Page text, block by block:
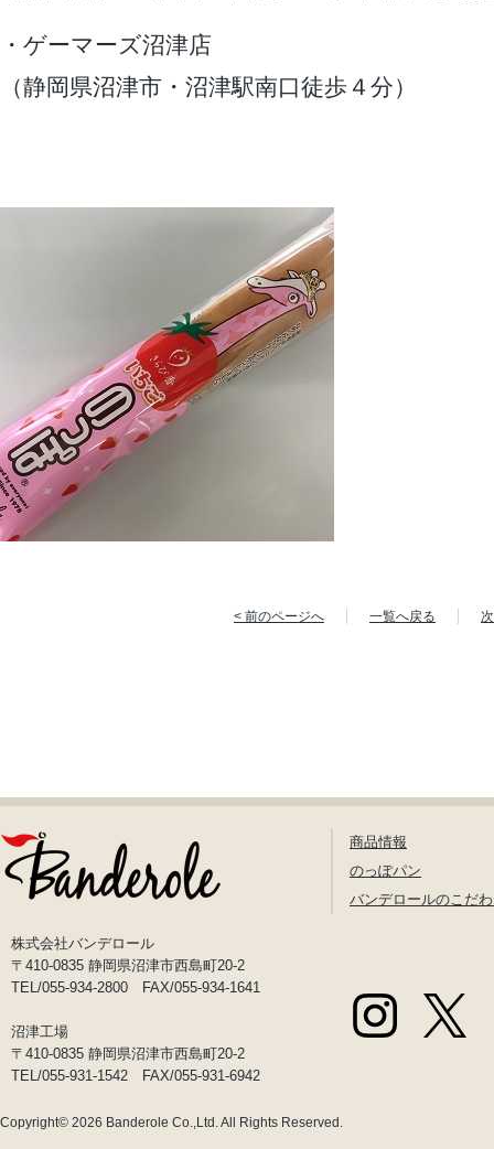
・ゲーマーズ沼津店
（静岡県沼津市・沼津駅南口徒歩４分）
< 前のページへ 一覧へ戻る
株式会社バンデロール
〒410-0835 静岡県沼津市西島町20-2
TEL/055-934-2800 FAX/055-934-1641
沼津工場
〒410-0835 静岡県沼津市西島町20-2
TEL/055-931-1542 FAX/055-931-6942
商品情報
のっぽパン
バンデロールのこだ
Copyright© 2026 Banderole Co.,Ltd.All Rights Reserved.